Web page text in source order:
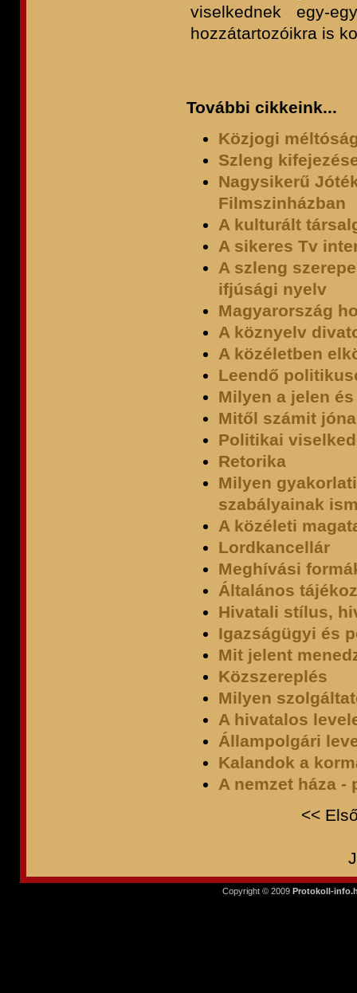
viselkednek egy-
hozzátartozóikra is
További cikkeink...
Közjogi
Szleng
Nagysikerű
Filmszinházban
A kulturált
A sikeres Tv
A szleng
ifjúsági nyelv
Magyarország
A köznyelv
A közéletben
Leendő
Milyen a jelen
Mitől számit
Politikai
Retorika
Milyen
szabályainak
A közéleti
Lordkancellár
Meghívási
Általános
Hivatali stílus,
Igazságügyi és
Mit jelent
Közszereplés
Milyen
A hivatalos
Állampolgári
Kalandok a
A nemzet háza -
<<
Copyright © 2009 Protokoll-